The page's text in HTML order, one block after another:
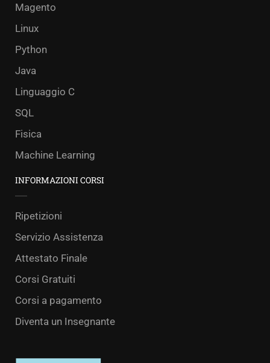
Magento
Linux
Python
Java
Linguaggio C
SQL
Fisica
Machine Learning
INFORMAZIONI CORSI
Ripetizioni
Servizio Assistenza
Attestato Finale
Corsi Gratuiti
Corsi a pagamento
Diventa un Insegnante